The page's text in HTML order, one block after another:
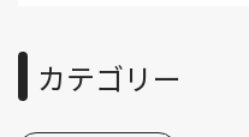
カテゴリー